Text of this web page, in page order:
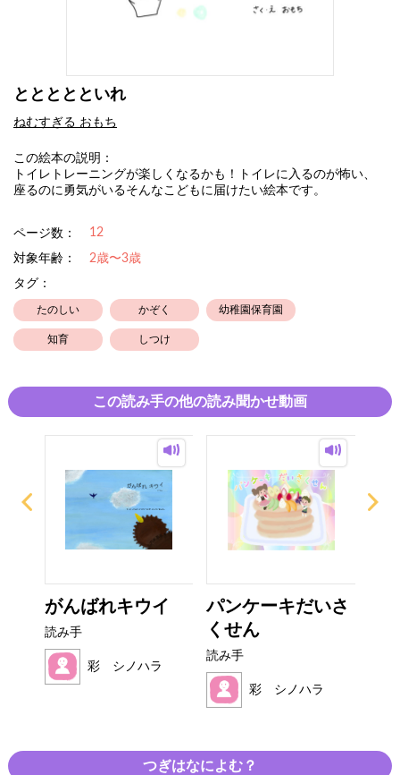
ととととといれ
ねむすぎる おもち
この絵本の説明：
トイレトレーニングが楽しくなるかも！トイレに入るのが怖い、
座るのに勇気がいるそんなこどもに届けたい絵本です。
ページ数： 12
対象年齢：
2歳〜3歳
タグ：
たのしい かぞく 幼稚園保育園
知育 しつけ
この読み手の他の読み聞かせ動画
がんばれキウイ
読み手
彩 シノハラ
パンケーキだいさ
くせん
読み手
彩 シノハラ
つぎはなによむ？